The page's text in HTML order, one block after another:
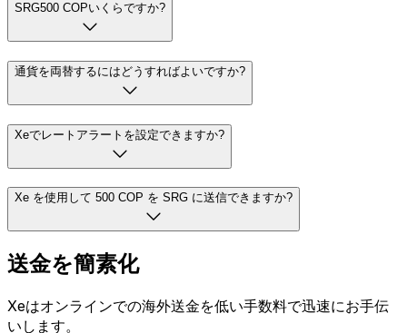
SRG500 COPいくらですか?
通貨を両替するにはどうすればよいですか?
Xeでレートアラートを設定できますか?
Xe を使用して 500 COP を SRG に送信できますか?
送金を簡素化
Xeはオンラインでの海外送金を低い手数料で迅速にお手伝
いします。